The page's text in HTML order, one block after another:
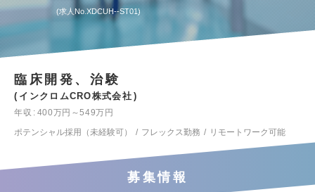
求人No.XDCUH--ST01
臨床開発、治験
インクロムCRO株式会社
年収
400万円～549万円
ポテンシャル採用（未経験可）
フレックス勤務 リモートワーク可能
募集情報